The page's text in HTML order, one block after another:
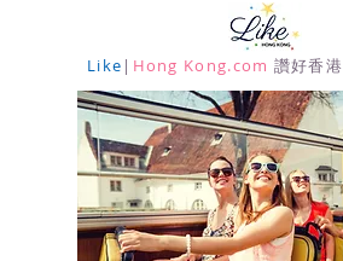
Like | Hong Kong.com 讚好香港